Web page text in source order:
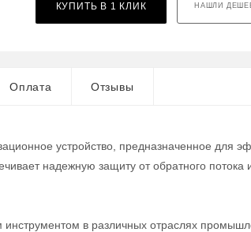
КУПИТЬ В 1 КЛИК НАШЛИ
Оплата Отзывы
устройство, предназначенное для
надежную защиту от обратного
в различных отраслях